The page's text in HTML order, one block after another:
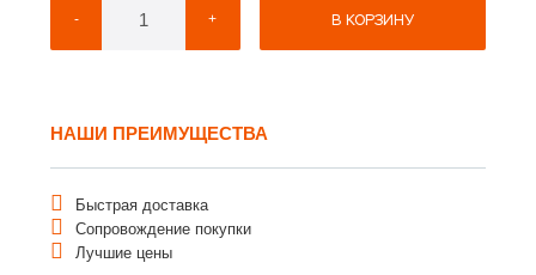
- + В КОРЗИНУ
НАШИ ПРЕИМУЩЕСТВА
Быстрая доставка
Сопровождение покупки
Лучшие цены